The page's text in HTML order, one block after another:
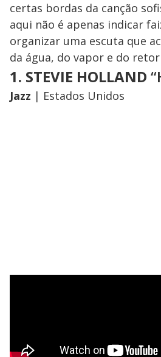
certas bordas da canção
aqui não é apenas indicar
organizar uma escuta que
da água, do vapor e do
1. STEVIE HOLLAND
Jazz | Estados Unidos